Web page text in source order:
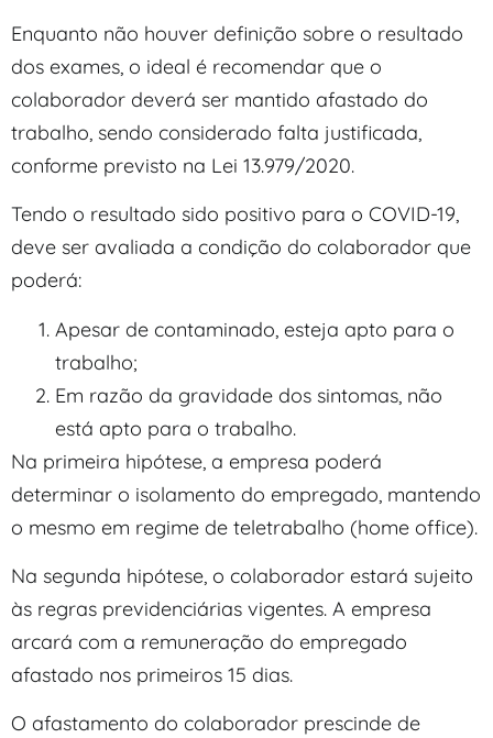
Enquanto não houver definição sobre o resultado
dos exames, o ideal é recomendar que o
colaborador deverá ser mantido afastado do
trabalho, sendo considerado falta justificada,
conforme previsto na Lei 13.979/2020.
Tendo o resultado sido positivo para o COVID-19,
deve ser avaliada a condição do colaborador que
poderá:
Apesar de contaminado, esteja apto para o
trabalho;
Em razão da gravidade dos sintomas, não
está apto para o trabalho.
Na primeira hipótese, a empresa poderá
determinar o isolamento do empregado, mantendo
o mesmo em regime de teletrabalho (home office).
Na segunda hipótese, o colaborador estará sujeito
às regras previdenciárias vigentes. A empresa
arcará com a remuneração do empregado
afastado nos primeiros 15 dias.
O afastamento do colaborador prescinde de